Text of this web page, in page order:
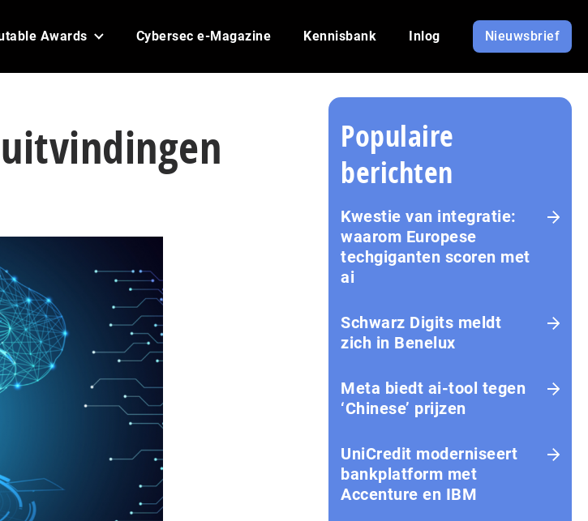
Awards Cybersec e-Magazine Kennisbank Inlog Nieuwsbrief
Populaire
berichten
Kwestie van integratie:
waarom Europese
techgiganten scoren met
ai
Schwarz Digits meldt
zich in Benelux
Meta biedt ai-tool tegen
‘Chinese’ prijzen
UniCredit moderniseert
bankplatform met
Accenture en IBM